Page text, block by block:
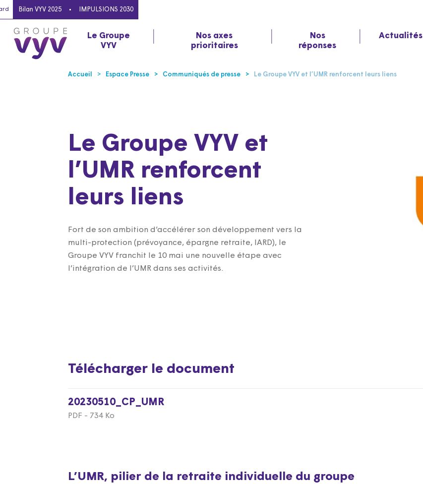
Bilan VYV 2025 IMPULSIONS 2030
Le Groupe
VYV
Nos axes
prioritaires
Nos
réponses
Actualités
Accueil Espace Presse Communiqués de presse Le Groupe VYV et l’UMR renforcent leurs liens
Le Groupe VYV et
l’UMR renforcent
leurs liens
Fort de son ambition d’accélérer son développement vers la
multi-protection (prévoyance, épargne retraite, IARD), le
Groupe VYV franchit le 10 mai une nouvelle étape avec
l’intégration de l’UMR dans ses activités.
Télécharger le document
20230510_CP_UMR
PDF - 734 Ko
L’UMR, pilier de la retraite individuelle du groupe